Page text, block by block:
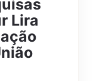
Lira